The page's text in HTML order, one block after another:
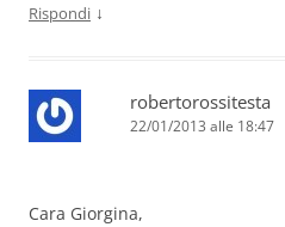
Rispondi ↓
robertorossitesta
22/01/2013 alle 18:47
Cara Giorgina,